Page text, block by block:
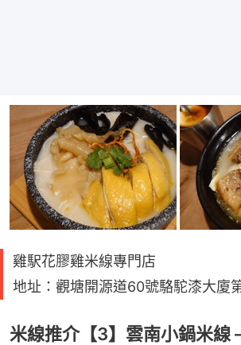
雞駅花膠雞米線專門店
地址：觀塘開源道60號駱駝漆大廈
米線推介【3】雲南小鍋米